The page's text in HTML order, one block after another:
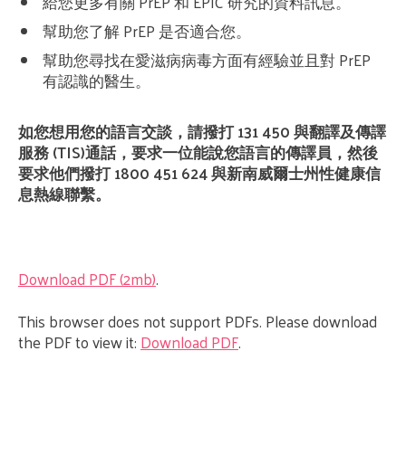
幫助您了解 PrEP 是否適合您。
幫助您尋找在愛滋病病毒方面有經驗並且對 PrEP
有認識的醫生。
如您想用您的語言交談，請撥打 131 450 與翻譯及傳譯
服務 (TIS)通話，要求一位能說您語言的傳譯員，然後
要求他們撥打 1800 451 624 與新南威爾士州性健康信
息熱線聯繫。
Download PDF (2mb).
This browser does not support PDFs. Please download
the PDF to view it:Download PDF.